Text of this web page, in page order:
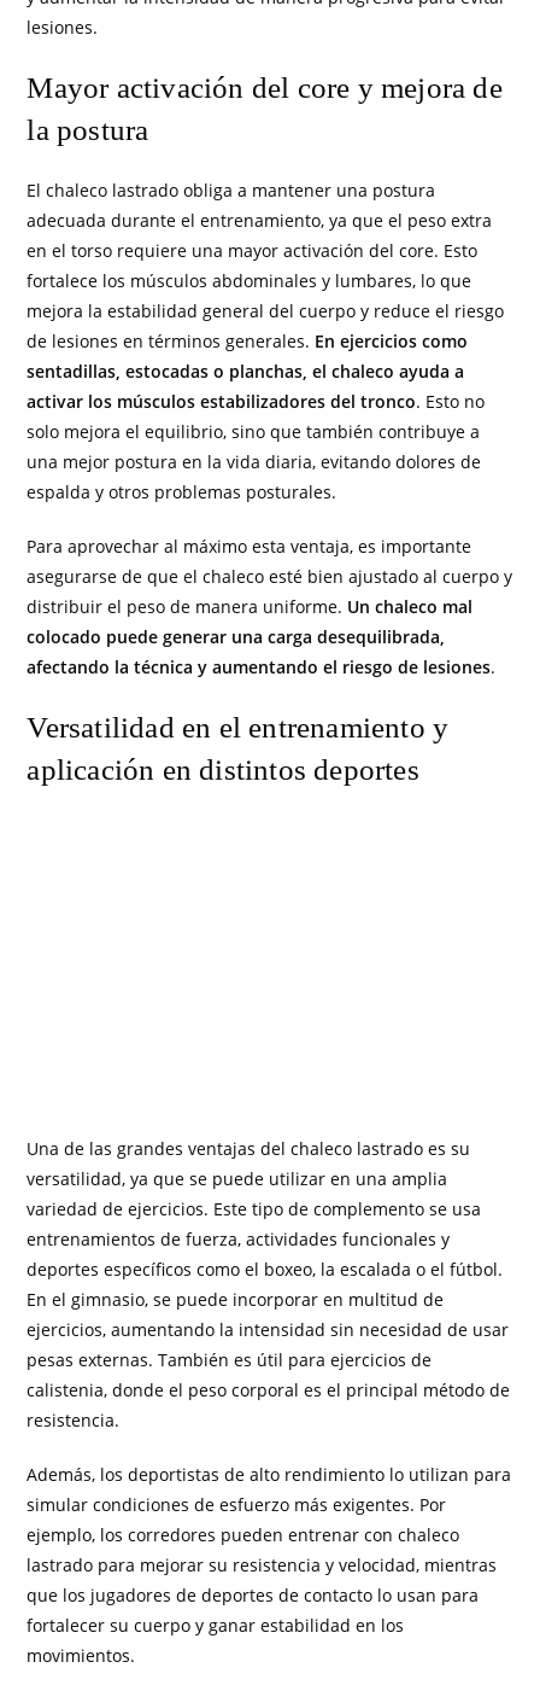
lesiones.
Mayor activación del core y mejora de
la postura
El chaleco lastrado obliga a mantener una postura
adecuada durante el entrenamiento, ya que el peso extra
en el torso requiere una mayor activación del core. Esto
fortalece los músculos abdominales y lumbares, lo que
mejora la estabilidad general del cuerpo y reduce el riesgo
de lesiones en términos generales. En ejercicios como
sentadillas, estocadas o planchas, el chaleco ayuda a
activar los músculos estabilizadores del tronco. Esto no
solo mejora el equilibrio, sino que también contribuye a
una mejor postura en la vida diaria, evitando dolores de
espalda y otros problemas posturales.
Para aprovechar al máximo esta ventaja, es importante
asegurarse de que el chaleco esté bien ajustado al cuerpo y
distribuir el peso de manera uniforme. Un chaleco mal
colocado puede generar una carga desequilibrada,
afectando la técnica y aumentando el riesgo de lesiones.
Versatilidad en el entrenamiento y
aplicación en distintos deportes
Una de las grandes ventajas del chaleco lastrado es su
versatilidad, ya que se puede utilizar en una amplia
variedad de ejercicios. Este tipo de complemento se usa
entrenamientos de fuerza, actividades funcionales y
deportes específicos como el boxeo, la escalada o el fútbol.
En el gimnasio, se puede incorporar en multitud de
ejercicios, aumentando la intensidad sin necesidad de usar
pesas externas. También es útil para ejercicios de
calistenia, donde el peso corporal es el principal método de
resistencia.
Además, los deportistas de alto rendimiento lo utilizan para
simular condiciones de esfuerzo más exigentes. Por
ejemplo, los corredores pueden entrenar con chaleco
lastrado para mejorar su resistencia y velocidad, mientras
que los jugadores de deportes de contacto lo usan para
fortalecer su cuerpo y ganar estabilidad en los
movimientos.